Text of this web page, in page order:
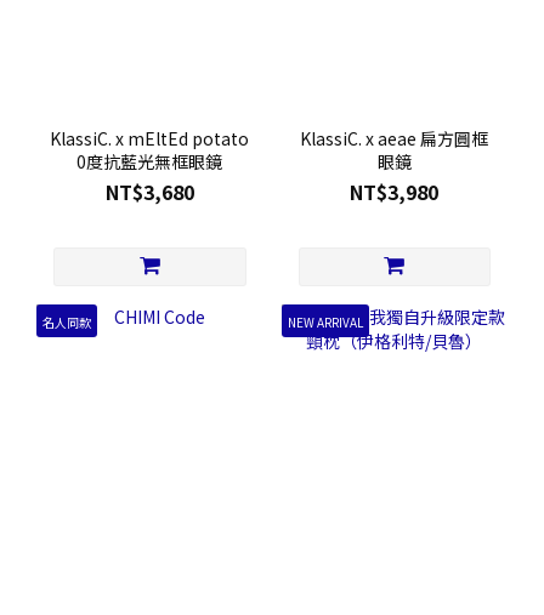
KlassiC. x mEltEd potato
0度抗藍光無框眼鏡
NT$3,680
KlassiC. x aeae 扁方圓框
眼鏡
NT$3,980
名人同款 NEW ARRIVAL